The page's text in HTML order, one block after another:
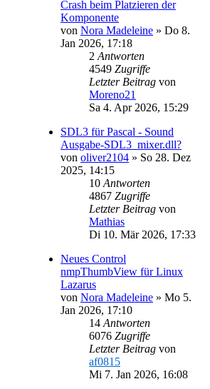
Crash beim Platzieren der
Komponente
von Nora Madeleine » Do 8.
Jan 2026, 17:18
2 Antworten
4549 Zugriffe
Letzter Beitrag von
Moreno21
Sa 4. Apr 2026, 15:29
SDL3 für Pascal - Sound
Ausgabe-SDL3_mixer.dll?
von oliver2104 » So 28. Dez
2025, 14:15
10 Antworten
4867 Zugriffe
Letzter Beitrag von
Mathias
Di 10. Mär 2026, 17:33
Neues Control
nmpThumbView für Linux
Lazarus
von Nora Madeleine » Mo 5.
Jan 2026, 17:10
14 Antworten
6076 Zugriffe
Letzter Beitrag von
af0815
Mi 7. Jan 2026, 16:08